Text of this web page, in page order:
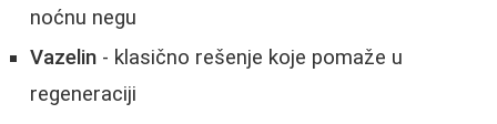
noćnu negu
Vazelin - klasično rešenje koje pomaže u
regeneraciji